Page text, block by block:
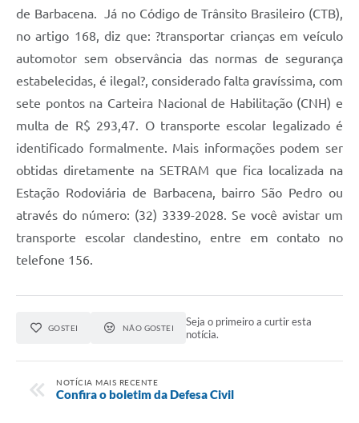
Plano Municipal de Saneamento Básico
Regularização de bairros
Arquivos para Download
Legislação
Telefones Úteis
Transparência
de Barbacena. Já no Código de Trânsito Brasileiro (CTB),
no artigo 168, diz que: ?transportar crianças em veículo
automotor sem observância das normas de segurança
estabelecidas, é ilegal?, considerado falta gravíssima, com
sete pontos na Carteira Nacional de Habilitação (CNH) e
multa de R$ 293,47. O transporte escolar legalizado é
identificado formalmente. Mais informações podem ser
obtidas diretamente na SETRAM que fica localizada na
Estação Rodoviária de Barbacena, bairro São Pedro ou
através do número: (32) 3339-2028. Se você avistar um
transporte escolar clandestino, entre em contato no
telefone 156.
GOSTEI NÃO GOSTEI
Seja o primeiro a curtir esta
notícia.
NOTÍCIA MAIS RECENTE
Confira o boletim da Defesa Civil